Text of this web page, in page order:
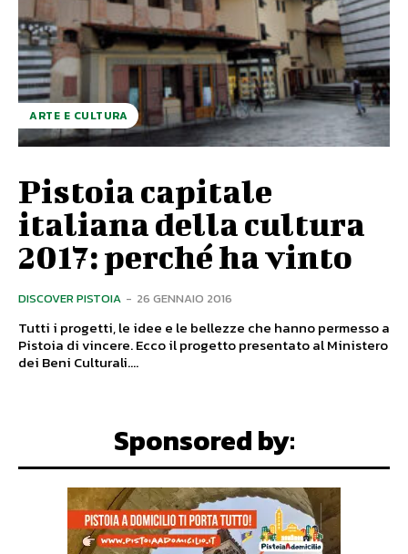
ARTE E CULTURA
Pistoia capitale
italiana della cultura
2017: perché ha vinto
DISCOVER PISTOIA - 26 GENNAIO 2016
Tutti i progetti, le idee e le bellezze che hanno permesso a
Pistoia di vincere. Ecco il progetto presentato al Ministero
dei Beni Culturali....
Sponsored by: